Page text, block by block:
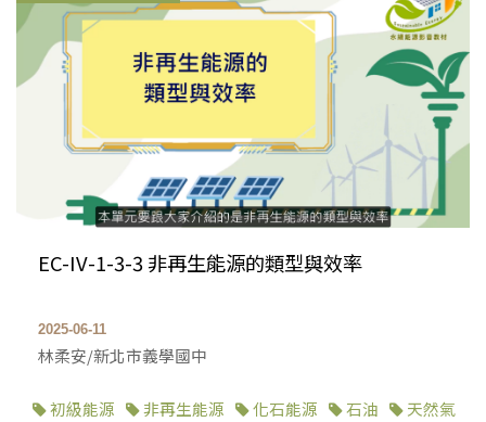
EC-IV-1-3-3 非再生能源的類型與效率
2025-06-11
林柔安/新北市義學國中
初級能源 非再生能源 化石能源 石油
天然氣